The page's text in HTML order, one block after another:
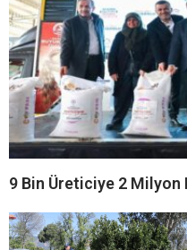
9 Bin Üreticiye 2 Milyon